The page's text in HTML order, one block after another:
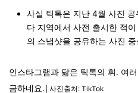
사실 틱톡은 지난 4월 사진
다 지역에서 사전 출시한 적
의 스냅샷을 공유하는 사진
인스타그램과 닮은 틱톡의 휘. 여
금하네요. │사진출처: TikTok